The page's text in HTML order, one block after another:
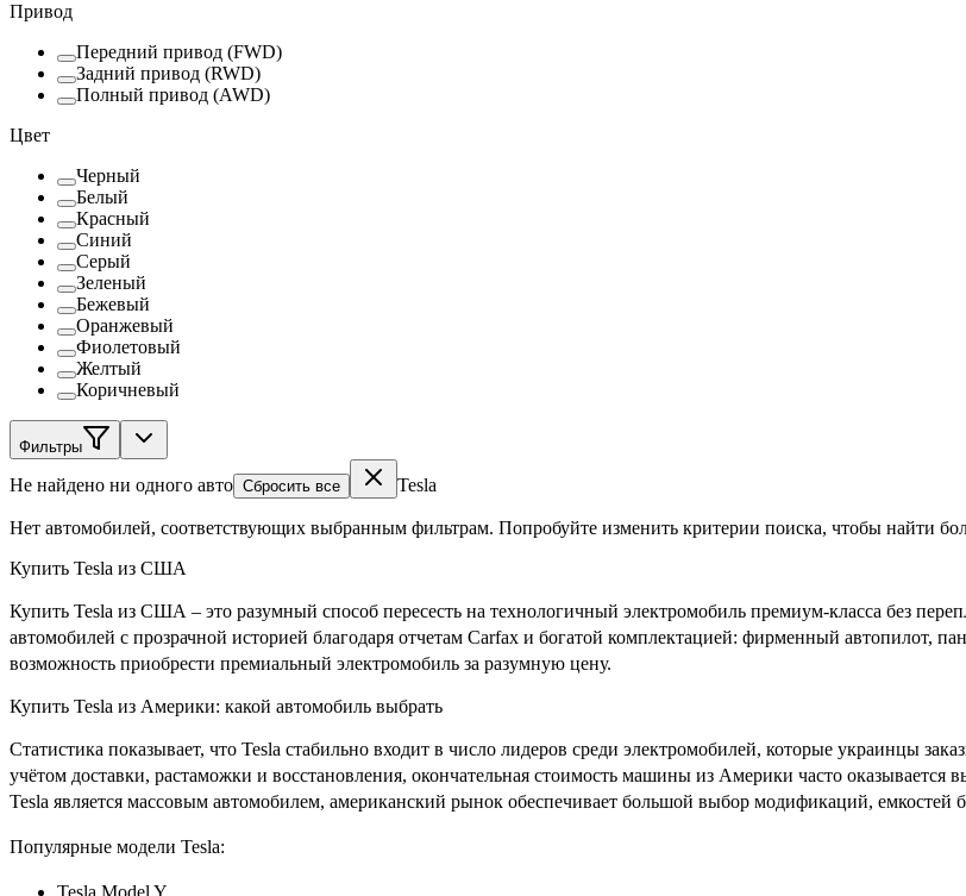
Привод
Передний привод (FWD)
Задний привод (RWD)
Полный привод (AWD)
Цвет
Черный
Белый
Красный
Синий
Серый
Зеленый
Бежевый
Оранжевый
Фиолетовый
Желтый
Коричневый
Фильтры
Не найдено ни одного авто Сбросить все Tesla
Нет автомобилей, соответствующих выбранным фильтрам. Попробуйте изменить критерии поиска, чтобы найти
Купить Tesla из США
Купить Tesla из США – это разумный способ пересесть на технологичный электромобиль премиум-класса без
автомобилей с прозрачной историей благодаря отчетам Carfax и богатой комплектацией: фирменный
возможность приобрести премиальный электромобиль за разумную цену.
Купить Tesla из Америки: какой автомобиль выбрать
Статистика показывает, что Tesla стабильно входит в число лидеров среди электромобилей, которые украинцы
учётом доставки, растаможки и восстановления, окончательная стоимость машины из Америки часто
Tesla является массовым автомобилем, американский рынок обеспечивает большой выбор модификаций, емкостей
Популярные модели Tesla: